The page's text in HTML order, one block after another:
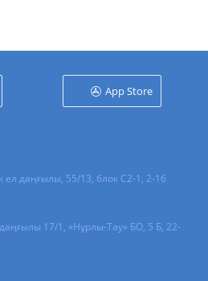
App Store
ел даңғылы, 55/13, блок С2-1, 2-16
17/1, «Нұрлы-Тау» БО, 5 Б, 22-